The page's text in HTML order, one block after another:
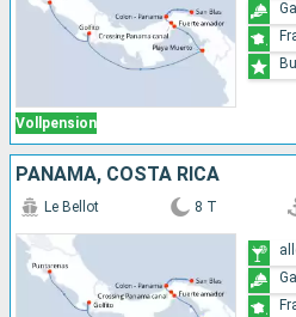
Vollpension
PANAMA, COSTA RICA
Le Bellot 8 T